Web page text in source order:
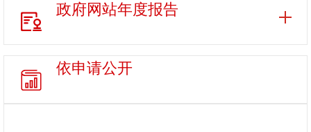
政府网站年度报告
依申请公开